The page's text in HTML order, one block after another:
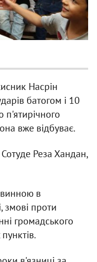
Насрін
батогом і 10
п'ятирічного
вже відбуває.
Реза Хандан,
в
змові проти
громадського